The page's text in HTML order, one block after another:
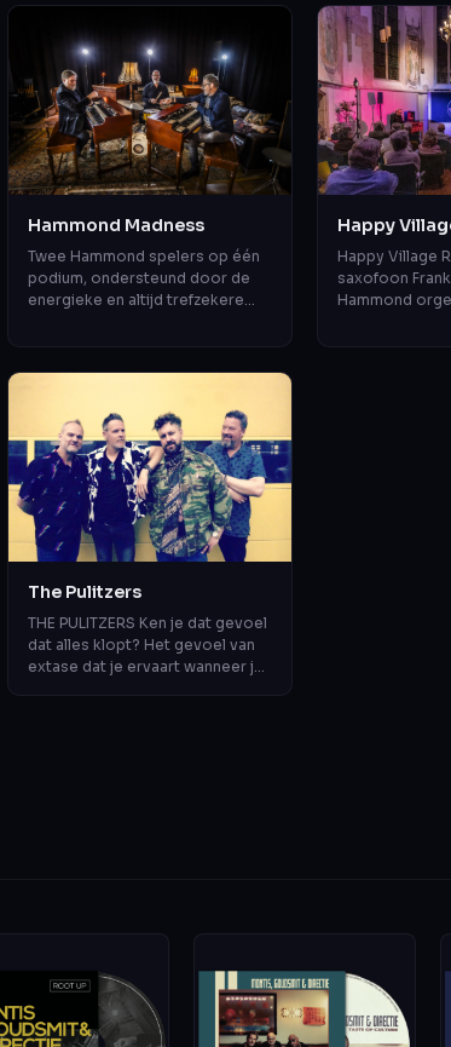
Hammond Madness
Twee Hammond spelers op één
podium, ondersteund door de
energieke en altijd trefzekere
Happy
Happy Village Rolf Delfos –
saxofoon
Hammond
The Pulitzers
THE PULITZERS Ken je dat gevoel
dat alles klopt? Het gevoel van
extase dat je ervaart wanneer je